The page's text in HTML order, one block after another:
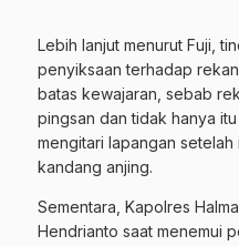
Lebih lanjut menurut Fuji,
penyiksaan terhadap
batas kewajaran, sebab
pingsan dan tidak hanya
mengitari lapangan
kandang anjing.
Sementara, Kapolres
Hendrianto saat menemui